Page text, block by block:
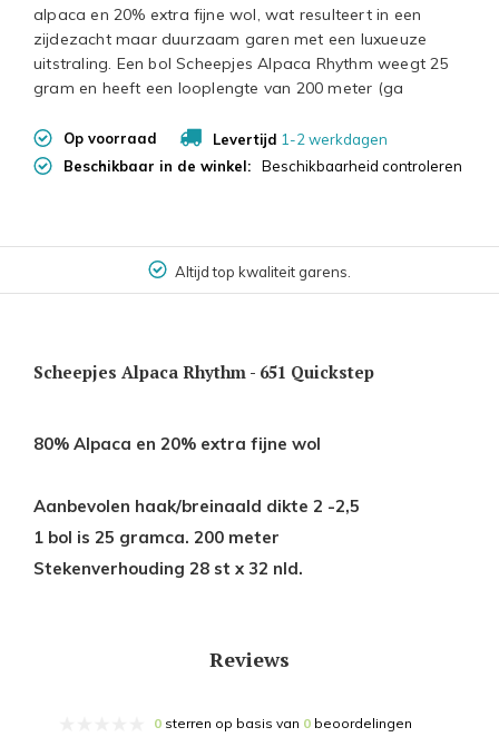
alpaca en 20% extra fijne wol, wat resulteert in een
zijdezacht maar duurzaam garen met een luxueuze
uitstraling. Een bol Scheepjes Alpaca Rhythm weegt 25
gram en heeft een looplengte van 200 meter (ga
Op voorraad Levertijd 1-2 werkdagen
Beschikbaar in de winkel:
Beschikbaarheid controleren
Altijd top kwaliteit garens.
Scheepjes Alpaca Rhythm - 651 Quickstep
80% Alpaca en 20% extra fijne wol
Aanbevolen haak/breinaald dikte 2 -2,5
1 bol is 25 gramca. 200 meter
Stekenverhouding 28 st x 32 nld.
Reviews
0 sterren op basis van 0 beoordelingen